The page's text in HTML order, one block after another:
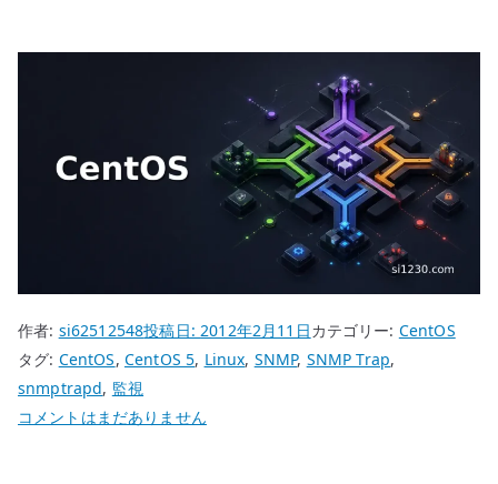
作者: si62512548投稿日:2012年2月11日カテゴリー: CentOS
タグ: CentOS, CentOS 5, Linux, SNMP, SNMP Trap,
snmptrapd, 監視
CentOS
コメントはまだありません